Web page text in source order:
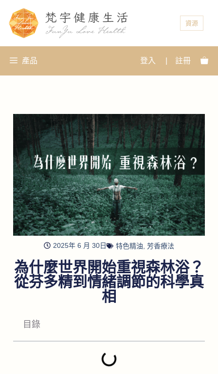
資源
產品 登入 註冊
2025年 6 月 30日 特色精油 芳香療法
為什麼世界開始重視森林浴？
從芬多精到情緒調節的科學真
相
目錄